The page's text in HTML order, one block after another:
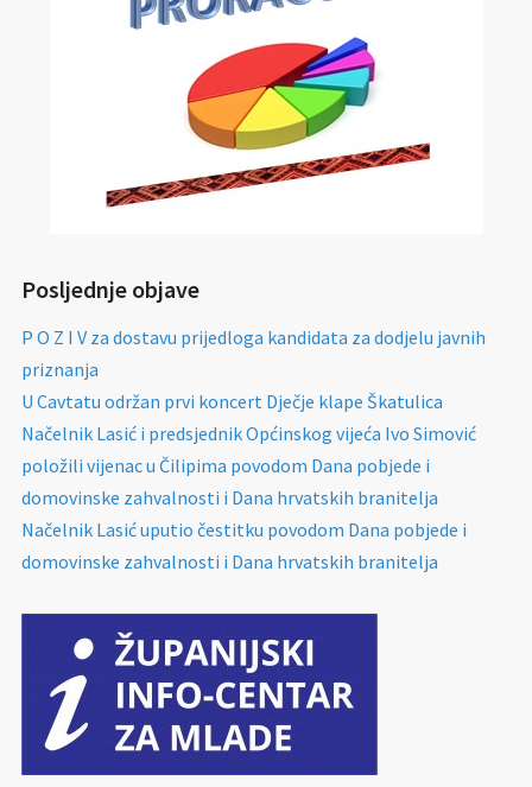
Posljednje objave
P O Z I V za dostavu prijedloga kandidata za dodjelu javnih
priznanja
U Cavtatu održan prvi koncert Dječje klape Škatulica
Načelnik Lasić i predsjednik Općinskog vijeća Ivo Simović
položili vijenac u Čilipima povodom Dana pobjede i
domovinske zahvalnosti i Dana hrvatskih branitelja
Načelnik Lasić uputio čestitku povodom Dana pobjede i
domovinske zahvalnosti i Dana hrvatskih branitelja